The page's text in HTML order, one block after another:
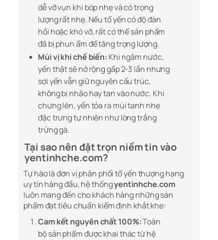
dễ vỡ vụn khi bóp nhẹ và có trọng
lượng rất nhẹ. Nếu tổ yến có độ đàn
hồi hoặc khó vỡ, rất có thể sản phẩm
đã bị phun ẩm để tăng trọng lượng.
Mùi vị khi chế biến: Khi ngâm nước,
yến thật sẽ nở rộng gấp 2-3 lần nhưng
sợi yến vẫn giữ nguyên cấu trúc,
không bị nhão hay tan vào nước. Khi
chưng lên, yến tỏa ra mùi tanh nhẹ
đặc trưng tự nhiên như lòng trắng
trứng gà.
Tại sao nên đặt trọn niềm tin vào
yentinhche.com?
Tự hào là đơn vị phân phối tổ yến thượng hạng
uy tín hàng đầu, hệ thốngyentinhche.com
luôn mang đến cho khách hàng những sản
phẩm đạt tiêu chuẩn kiểm định khắt khe:
Cam kết nguyên chất 100%:Toàn
bộ sản phẩm được khai thác từ hệ